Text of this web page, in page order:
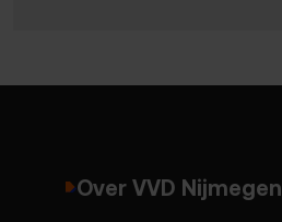
Over VVD Nijmegen